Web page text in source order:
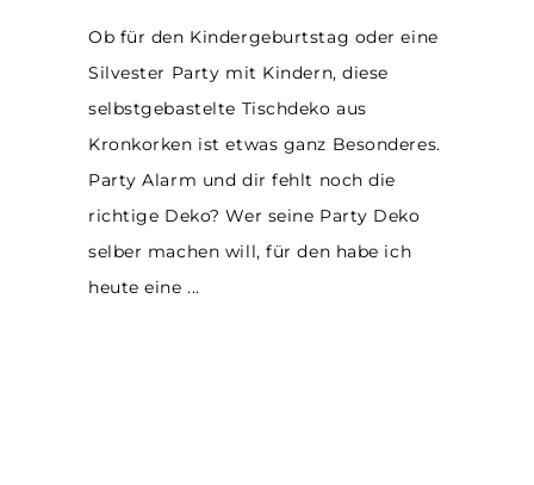
Ob für den Kindergeburtstag oder eine
Silvester Party mit Kindern, diese
selbstgebastelte Tischdeko aus
Kronkorken ist etwas ganz Besonderes.
Party Alarm und dir fehlt noch die
richtige Deko? Wer seine Party Deko
selber machen will, für den habe ich
heute eine